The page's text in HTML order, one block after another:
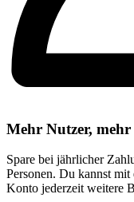
Mehr Nutzer,
Spare bei jährlicher
Personen. Du kannst
Konto jederzeit weitere